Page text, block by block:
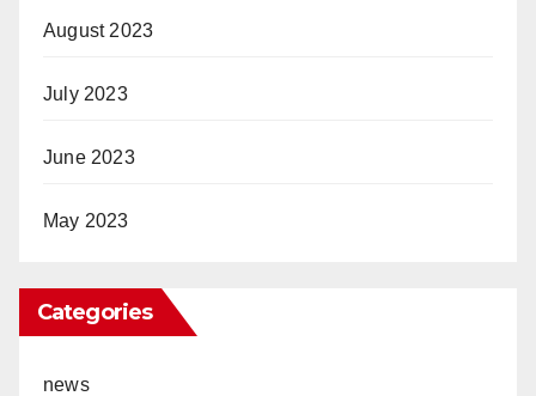
August 2023
July 2023
June 2023
May 2023
Categories
news